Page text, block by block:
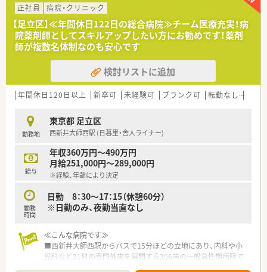
≪業務内容≫
■調剤、監査、服薬指導
■注射（抗がん剤、ＴＰＮ混注あり）
■病棟（服薬指導、薬剤管理指導）
■医薬品管理、医薬品情報管理
■治験業務
※など、ご経験によって業務内容は応相談
≪おすすめポイント≫
■異動なく、長く働ける環境です。
■土日祝日休みも相談できます。
■8時30分～17時15分の間で13時までなど時短勤務も相談でき
ます。
■西新井駅または川口駅から職員送迎バスの利用ができます。
お車通勤も可能です。
■院内保育施設の利用も可能です。
正社員
病院・クリニック
【足立区】≪年間休日122日の総合病院≫チーム医療充実！病
院薬剤師としてスキルアップしたい方にお勧めです！薬剤
師が複数名体制なのも安心です
検討リストに追加
年間休日120日以上 新卒可 未経験可 ブランク可 転勤なし
勤務地
東京都 足立区
西新井大師西駅 (日暮里・舎人ライナー)
給与
年収360万円～490万円
月給251,000円～289,000円
※経験、年齢により決定
勤務
時間
日勤 8：30～17：15（休憩60分）
※日勤のみ、夜勤当直なし
≪こんな病院です≫
■西新井大師西駅からバスで15分ほどの立地にあり、内科や小
児科など21科の専門外来を展開する306床の一般急性期病院で